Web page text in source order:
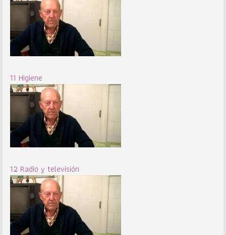
11 Higiene
12 Radio y televisión